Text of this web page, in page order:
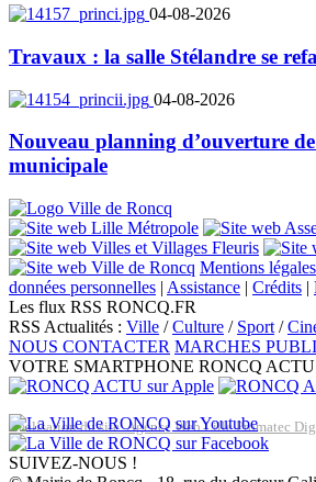
04-08-2026
Travaux : la salle Stélandre se
04-08-2026
Nouveau planning d’ouverture
municipale
Mentions légales
données personnelles | Assistance | Crédits |
Les flux RSS RONCQ.FR
RSS Actualités : Ville /Culture / Sport /
NOUS CONTACTER MARCHES
VOTRE SMARTPHONE RONCQ ACTU
Réalisation du site: Agence Web Lille Promatec
SUIVEZ-NOUS !